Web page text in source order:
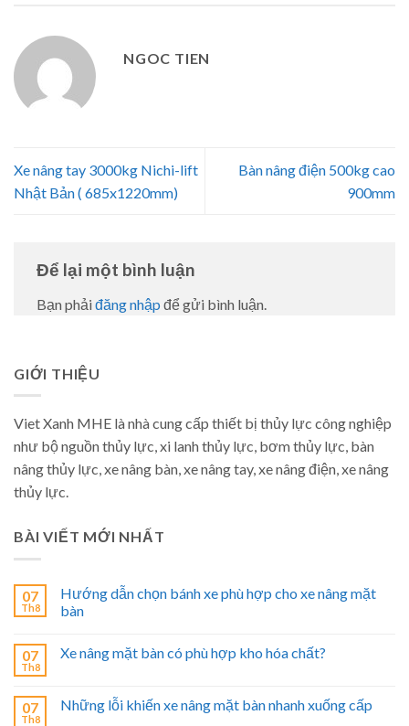
NGOC TIEN
Xe nâng tay 3000kg Nichi-lift
Nhật Bản ( 685x1220mm)
Bàn nâng điện 500kg cao
900mm
Để lại một bình luận
Bạn phải đăng nhập để gửi bình luận.
GIỚI THIỆU
Viet Xanh MHE là nhà cung cấp thiết bị thủy lực công nghiệp
như bộ nguồn thủy lực, xi lanh thủy lực, bơm thủy lực, bàn
nâng thủy lực, xe nâng bàn, xe nâng tay, xe nâng điện, xe nâng
thủy lực.
BÀI VIẾT MỚI NHẤT
07
Th8
Hướng dẫn chọn bánh xe phù hợp cho xe nâng mặt
bàn
07
Th8
Xe nâng mặt bàn có phù hợp kho hóa chất?
07
Th8
Những lỗi khiến xe nâng mặt bàn nhanh xuống cấp